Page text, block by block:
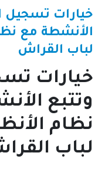
خيارات تسجيل
الأنشطة مع
لباب القراش
خيارات
وتتبع
نظام
لباب